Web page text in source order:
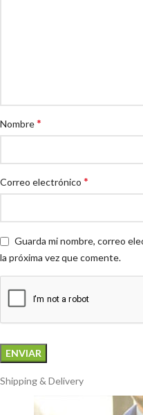
Nombre*
Correo electrónico *
Guarda mi nombre, correo
la próxima vez que comente.
Shipping & Delivery